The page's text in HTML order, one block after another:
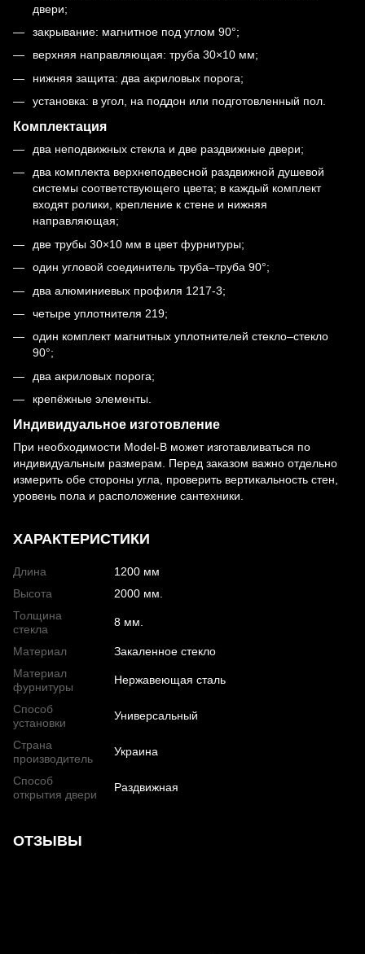
двери;
закрывание: магнитное под углом 90°;
верхняя направляющая: труба 30×10 мм;
нижняя защита: два акриловых порога;
установка: в угол, на поддон или подготовленный пол.
Комплектация
два неподвижных стекла и две раздвижные двери;
два комплекта верхнеподвесной раздвижной душевой
системы соответствующего цвета; в каждый комплект
входят ролики, крепление к стене и нижняя
направляющая;
две трубы 30×10 мм в цвет фурнитуры;
один угловой соединитель труба–труба 90°;
два алюминиевых профиля 1217-3;
четыре уплотнителя 219;
один комплект магнитных уплотнителей стекло–стекло
90°;
два акриловых порога;
крепёжные элементы.
Индивидуальное изготовление
При необходимости Model-B может изготавливаться по
индивидуальным размерам. Перед заказом важно отдельно
измерить обе стороны угла, проверить вертикальность стен,
уровень пола и расположение сантехники.
ХАРАКТЕРИСТИКИ
Длина
1200 мм
Высота
2000 мм.
Толщина
стекла
8 мм.
Материал
Закаленное стекло
Материал
фурнитуры
Нержавеющая сталь
Способ
установки
Универсальный
Страна
производитель
Украина
Способ
открытия двери
Раздвижная
ОТЗЫВЫ